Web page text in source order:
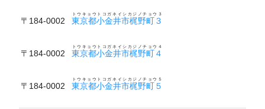
〒184-0002 東京都小金井市梶野町３
トウキョウトコガネイシカジノチョウ３
〒184-0002 東京都小金井市梶野町４
トウキョウトコガネイシカジノチョウ４
〒184-0002 東京都小金井市梶野町５
トウキョウトコガネイシカジノチョウ５